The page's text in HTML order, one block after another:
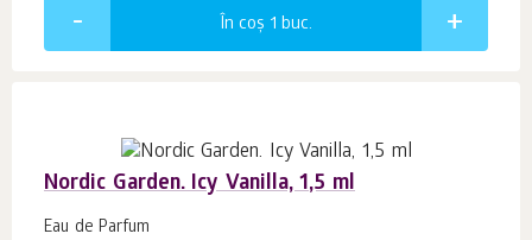
În coș 1 buc.
Nordic Garden. Icy Vanilla, 1,5 ml
Eau de Parfum